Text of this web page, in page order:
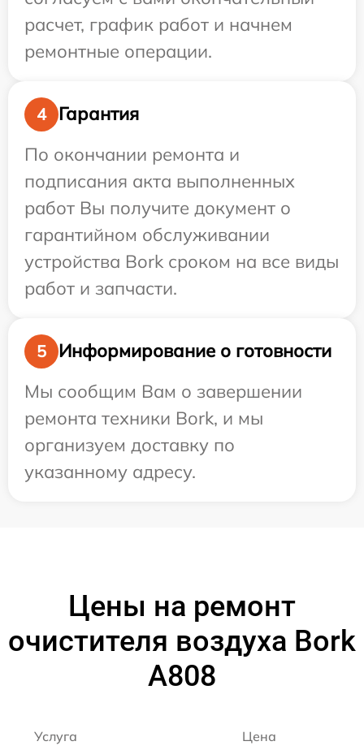
расчет, график работ и начнем
ремонтные операции.
4
Гарантия
По окончании ремонта и
подписания акта выполненных
работ Вы получите документ о
гарантийном обслуживании
устройства Bork сроком на все виды
работ и запчасти.
5
Информирование о готовности
Мы сообщим Вам о завершении
ремонта техники Bork, и мы
организуем доставку по
указанному адресу.
Цены на ремонт
очистителя воздуха Bork
А808
Услуга Цена